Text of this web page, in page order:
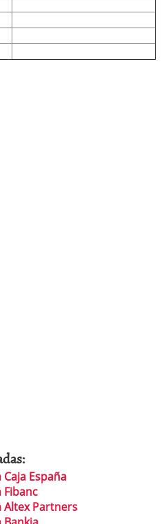
España
Fibanc
Altex Partners